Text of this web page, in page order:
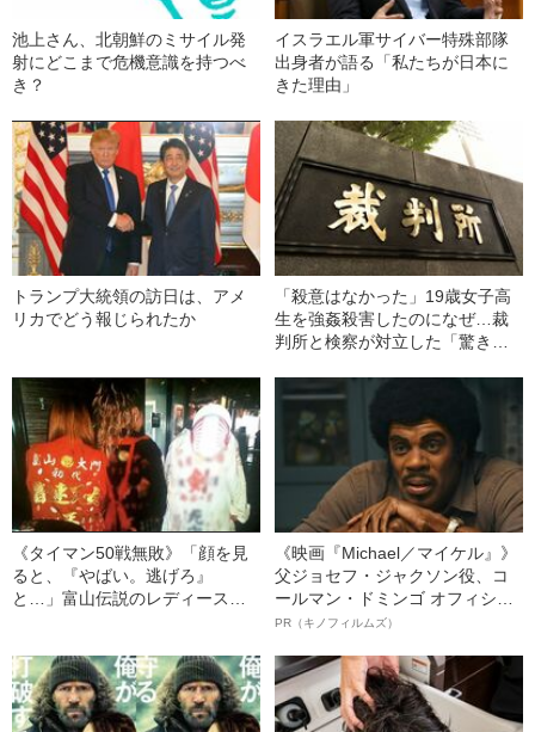
池上さん、北朝鮮のミサイル発
射にどこまで危機意識を持つべ
き？
イスラエル軍サイバー特殊部隊
出身者が語る「私たちが日本に
きた理由」
トランプ大統領の訪日は、アメ
リカでどう報じられたか
「殺意はなかった」19歳女子高
生を強姦殺害したのになぜ…裁
判所と検察が対立した「驚きの
《タイマン50戦無敗》「顔を見
ると、『やばい。逃げろ』
と…」富山伝説のレディース初
《映画『Michael／マイケル』》
父ジョセフ・ジャクソン役、コ
ールマン・ドミンゴ オフィシャ
ルインタビュー“観客を魅了した
語る”《日本興収70億円突破》
PR（キノフィルムズ）